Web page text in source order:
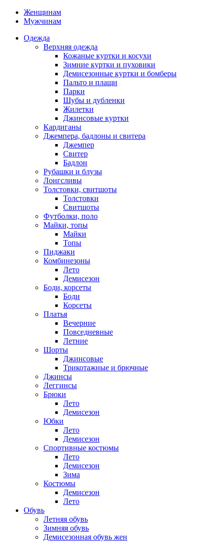
Женщинам
Мужчинам
Одежда
Верхняя одежда
Кожаные куртки и косухи
Зимние куртки и пуховики
Демисезонные куртки и бомберы
Пальто и плащи
Парки
Шубы и дубленки
Жилетки
Джинсовые куртки
Кардиганы
Джемпера, бадлоны и свитера
Джемпер
Свитер
Бадлон
Рубашки и блузы
Лонгсливы
Толстовки, свитшоты
Толстовки
Свитшоты
Футболки, поло
Майки, топы
Майки
Топы
Пиджаки
Комбинезоны
Лето
Демисезон
Боди, корсеты
Боди
Корсеты
Платья
Вечерние
Повседневные
Летние
Шорты
Джинсовые
Трикотажные и брючные
Джинсы
Леггинсы
Брюки
Лето
Демисезон
Юбки
Лето
Демисезон
Спортивные костюмы
Лето
Демисезон
Зима
Костюмы
Демисезон
Лето
Обувь
Летняя обувь
Зимняя обувь
Демисезонная обувь жен